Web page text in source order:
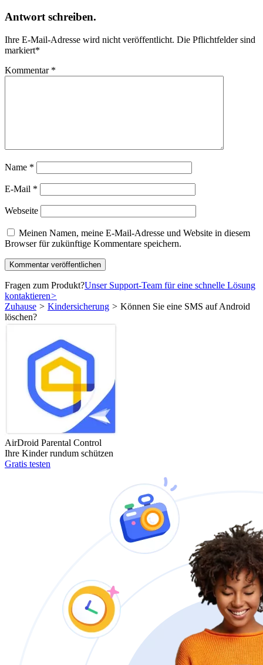
Antwort schreiben.
Ihre E-Mail-Adresse wird nicht veröffentlicht. Die Pflichtfelder sind
markiert*
Kommentar *
Name *
E-Mail *
Webseite
Meinen Namen, meine E-Mail-Adresse und Website in diesem
Browser für zukünftige Kommentare speichern.
Fragen zum Produkt?Unser Support-Team für eine schnelle Lösung
kontaktieren>
Zuhause > Kindersicherung > Können Sie eine SMS auf Android
löschen?
AirDroid Parental Control
Ihre Kinder rundum schützen
Gratis testen